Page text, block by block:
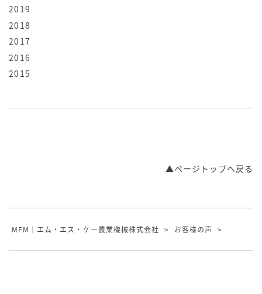
2019
2018
2017
2016
2015
▲ページトップへ戻る
MFM｜エム・エス・ケー農業機械株式会社 > お客様の声 >